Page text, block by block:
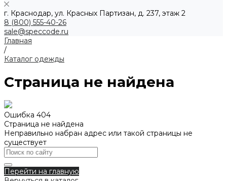
г. Краснодар, ул. Красных Партизан, д. 237, этаж 2
8 (800) 555-40-26
sale@speccode.ru
Главная
/
Каталог одежды
Страница не найдена
Ошибка 404
Страница не найдена
Неправильно набран адрес или такой страницы не
существует
Перейти на главную